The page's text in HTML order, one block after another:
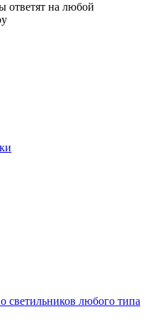
ответят на любой
светильников любого типа